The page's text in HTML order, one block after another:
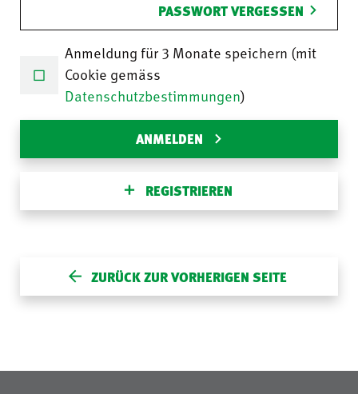
PASSWORT VERGESSEN
Anmeldung für 3 Monate speichern (mit
Cookie gemäss
Datenschutzbestimmungen)
ANMELDEN
REGISTRIEREN
ZURÜCK ZUR VORHERIGEN SEITE